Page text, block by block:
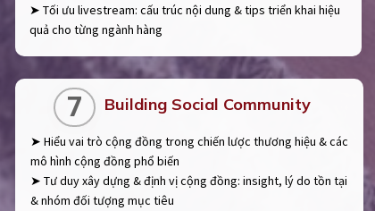
Building Social Community
➤ Hiểu vai trò cộng đồng trong chiến lược thương hiệu & các
mô hình cộng đồng phổ biến
➤ Tư duy xây dựng & định vị cộng đồng: insight, lý do tồn tại
& nhóm đối tượng mục tiêu
7
➤ Tối ưu livestream: cấu trúc nội dung & tips triển khai hiệu
quả cho từng ngành hàng